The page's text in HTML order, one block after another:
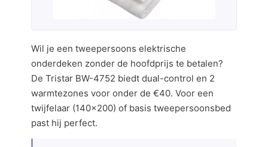
Wil je een tweepersoons elektrische
onderdeken zonder de hoofdprijs te betalen?
De Tristar BW-4752 biedt dual-control en 2
warmtezones voor onder de €40. Voor een
twijfelaar (140×200) of basis tweepersoonsbed
past hij perfect.